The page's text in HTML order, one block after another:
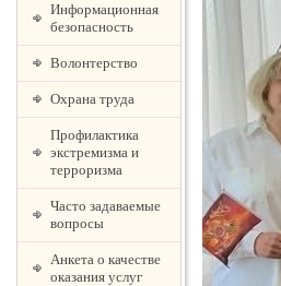
Информационная
безопасность
Волонтерство
Охрана труда
Профилактика
экстремизма и
терроризма
Часто задаваемые
вопросы
Анкета о качестве
оказания услуг